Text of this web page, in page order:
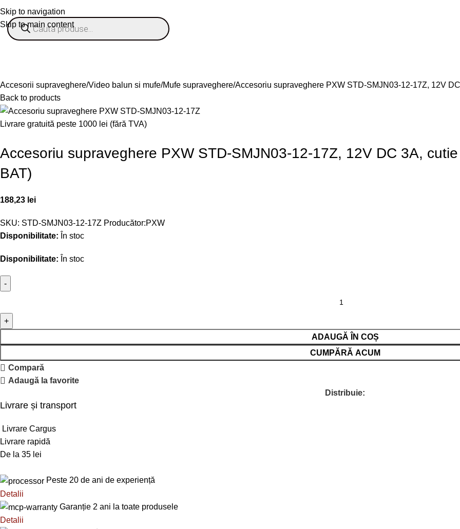
Skip to navigation
Skip to main content
Accesorii supraveghere Video balun si mufe Mufe supraveghere Accesoriu supraveghere PXW STD-SMJN03-12-17Z, 12V
Back to products
Livrare gratuită peste 1000 lei (fără TVA)
Accesoriu supraveghere PXW STD-SMJN03-12-17Z, 12V DC 3A,
BAT)
188,23 lei
SKU: STD-SMJN03-12-17Z Producător:PXW
Disponibilitate: În stoc
Disponibilitate: În stoc
ADAUGĂ ÎN COȘ
CUMPĂRĂ ACUM
Compară
Adaugă la favorite
Distribuie:
Livrare și transport
Livrare Cargus
Livrare rapidă
De la 35 lei
Peste 20 de ani de experiență
Detalii
Garanție 2 ani la toate produsele
Detalii